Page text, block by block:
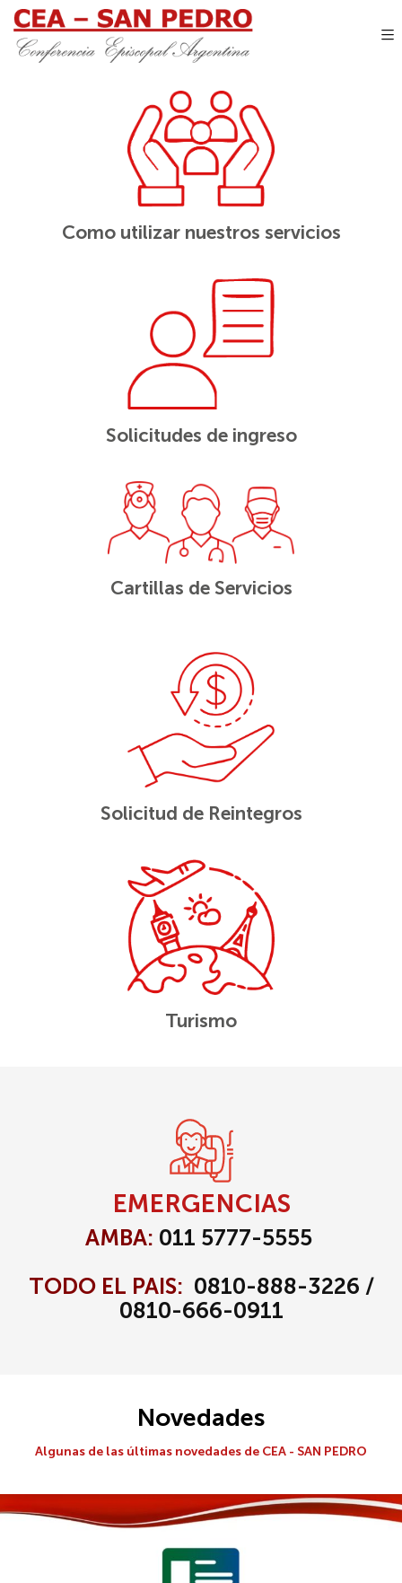
Como utilizar nuestros servicios
Solicitudes de ingreso
Cartillas de Servicios
Solicitud de Reintegros
Turismo
EMERGENCIAS
AMBA: 011 5777-5555
TODO EL PAIS: 0810-888-3226 /
0810-666-0911
Novedades
Algunas de las últimas novedades de CEA - SAN PEDRO